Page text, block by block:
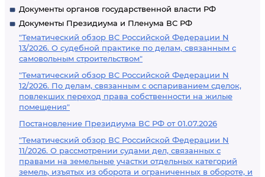
Документы органов государственной власти РФ
Документы Президиума и Пленума ВС РФ
"Тематический обзор ВС Российской Федерации N
13/2026. О судебной практике по делам, связанным с
самовольным строительством"
"Тематический обзор ВС Российской Федерации N
12/2026. По делам, связанным с оспариванием сделок,
повлекших переход права собственности на жилые
помещения"
Постановление Президиума ВС РФ от 01.07.2026
"Тематический обзор ВС Российской Федерации N
11/2026. О рассмотрении судами дел, связанных с
правами на земельные участки отдельных категорий
земель, изъятых из оборота и ограниченных в обороте, и